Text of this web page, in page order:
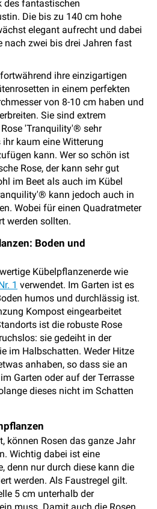
des fantastischen
Die bis zu 140 cm hohe
elegant aufrecht und dabei
nach zwei bis drei Jahren fast
ihre einzigartigen
in einem perfekten
von 8-10 cm haben und
Sie sind extrem
'Tranquility'® sehr
kaum eine Witterung
kann. Wer so schön ist
Rose, der kann sehr gut
im Beet als auch im Kübel
kann jedoch auch in
Wobei für einen Quadratmeter
werden sollten.
Boden und
Kübelpflanzenerde wie
1 verwendet. Im Garten ist es
humos und durchlässig ist.
Kompost eingearbeitet
ist die robuste Rose
sie gedeiht in der
im Halbschatten. Weder Hitze
anhaben, so dass sie an
Garten oder auf der Terrasse
dieses nicht im Schatten
können Rosen das ganze Jahr
Wichtig dabei ist eine
denn nur durch diese kann die
werden. Als Faustregel gilt.
5 cm unterhalb der
muss. Damit auch die Rosen